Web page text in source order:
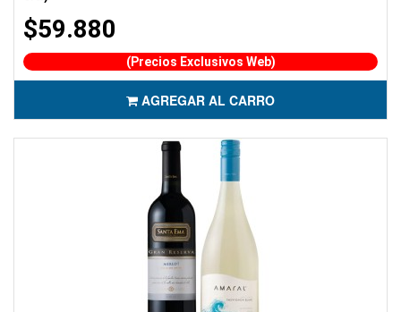
$59.880
(Precios Exclusivos Web)
AGREGAR AL CARRO